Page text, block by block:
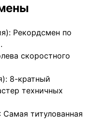
Рекордсмен по
скоростного
8-кратный
техничных
титулованная